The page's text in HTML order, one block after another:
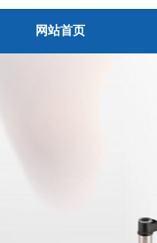
网站首页